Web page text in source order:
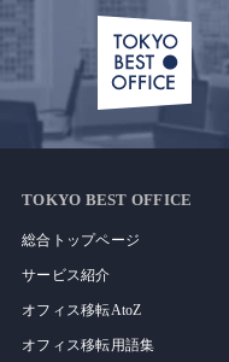
TOKYO BEST OFFICE
総合トップページ
サービス紹介
オフィス移転AtoZ
オフィス移転用語集